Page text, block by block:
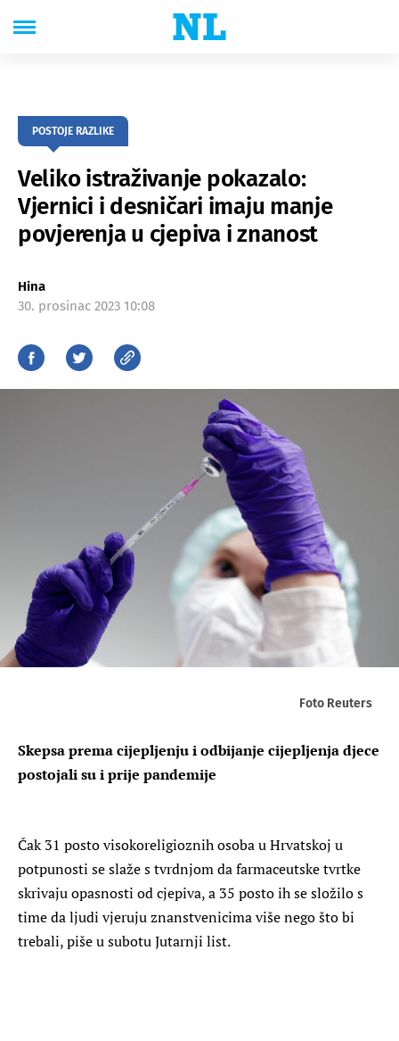
POSTOJE RAZLIKE
Veliko istraživanje pokazalo:
Vjernici i desničari imaju manje
povjerenja u cjepiva i znanost
Hina
30. prosinac 2023 10:08
Foto Reuters
Skepsa prema cijepljenju i odbijanje cijepljenja djece
postojali su i prije pandemije
Čak 31 posto visokoreligioznih osoba u Hrvatskoj u
potpunosti se slaže s tvrdnjom da farmaceutske tvrtke
skrivaju opasnosti od cjepiva, a 35 posto ih se složilo s
time da ljudi vjeruju znanstvenicima više nego što bi
trebali, piše u subotu Jutarnji list.